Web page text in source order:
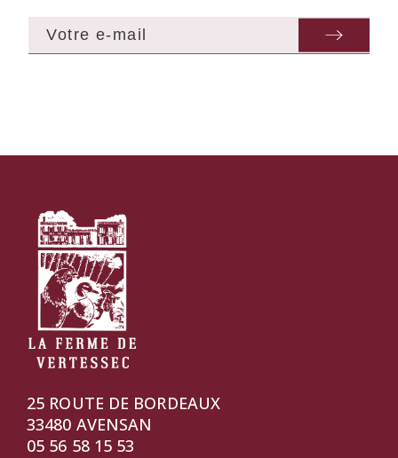
25 ROUTE DE BORDEAUX
33480 AVENSAN
05 56 58 15 53